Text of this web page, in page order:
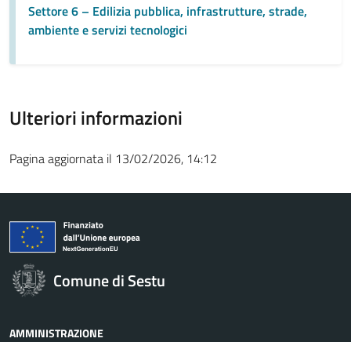
Settore 6 – Edilizia pubblica, infrastrutture, strade,
ambiente e servizi tecnologici
Ulteriori informazioni
Pagina aggiornata il 13/02/2026, 14:12
Comune di Sestu
AMMINISTRAZIONE